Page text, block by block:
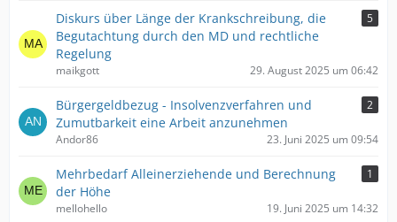
Diskurs über Länge der Krankschreibung, die
Begutachtung durch den MD und rechtliche
Regelung
5
maikgott 29. August 2025 um 06:42
Bürgergeldbezug - Insolvenzverfahren und
Zumutbarkeit eine Arbeit anzunehmen
2
Andor86 23. Juni 2025 um 09:54
Mehrbedarf Alleinerziehende und Berechnung
der Höhe
1
mellohello 19. Juni 2025 um 14:32